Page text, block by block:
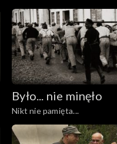
Było... nie minęło
Nikt nie pamięta...